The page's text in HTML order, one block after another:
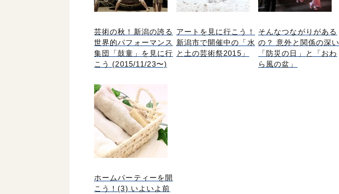
芸術の秋！新潟の誇る
世界的パフォーマンス
集団「鼓童」を見に行
こう (2015/11/23〜)
アートを見に行こう！
新潟市で開催中の「水
と土の芸術祭2015」
そんなつながりがある
の？ 意外と関係の深い
「防災の日」と「おわ
ら風の盆」
ホームパーティーを開
こう！(3) いよいよ前